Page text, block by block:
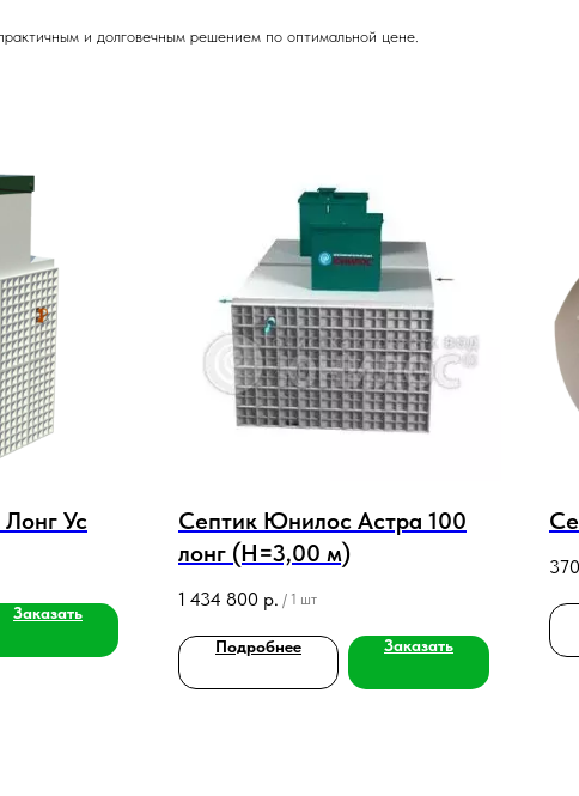
и долговечным решением по оптимальной цене.
Ус
Заказать
Септик Юнилос Астра 100
лонг (Н=3,00 м)
1 434 800 р. / 1 шт
Подробнее Заказать